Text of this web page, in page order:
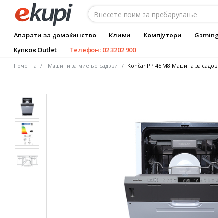
Апарати за домаќинство Клими Компјутери
Купков Outlet
Телефон: 02 3202 900
Почетна Машини за миење садови Končar PP 45IM8 Машина за